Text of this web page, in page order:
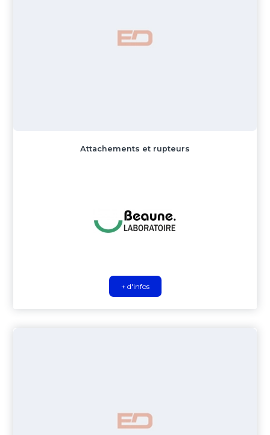
Attachements et rupteurs
+ d'infos